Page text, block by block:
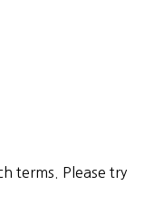
terms. Please try